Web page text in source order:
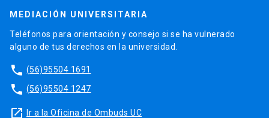
MEDIACIÓN UNIVERSITARIA
Teléfonos para orientación y consejo si se ha vulnerado
alguno de tus derechos en la universidad.
phone (56)95504 1691
phone (56)95504 1247
launch Ir a la Oficina de Ombuds UC